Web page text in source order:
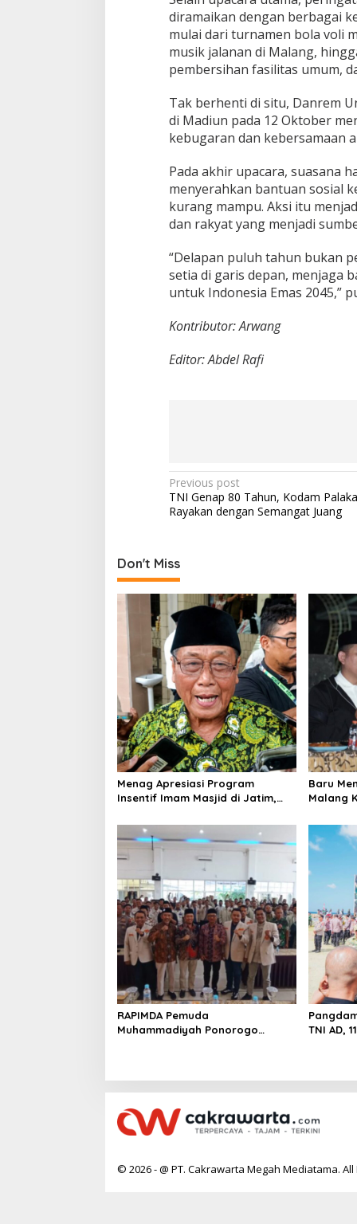
diramaikan dengan berbagai
mulai dari turnamen bola voli
musik jalanan di Malang,
pembersihan fasilitas umum,
Tak berhenti di situ, Danrem
di Madiun pada 12 Oktober
kebugaran dan kebersamaan
Pada akhir upacara, suasana
menyerahkan bantuan sosial
kurang mampu. Aksi itu
dan rakyat yang menjadi
“Delapan puluh tahun bukan
setia di garis depan, menjaga
untuk Indonesia Emas 2045,”
Kontributor: Arwang
Editor: Abdel Rafi
P
o
n
a
v
i
g
a
t
i
o
n
Previous post
TNI Genap 80 Tahun, Kodam
Rayakan dengan Semangat Juang
Don't Miss
Menag Apresiasi Program
Insentif Imam Masjid di Jatim,
Baru
Malang
RAPIMDA Pemuda
Muhammadiyah Ponorogo
TNI AD,
© 2026 - @ PT. Cakrawarta Megah Mediatama.